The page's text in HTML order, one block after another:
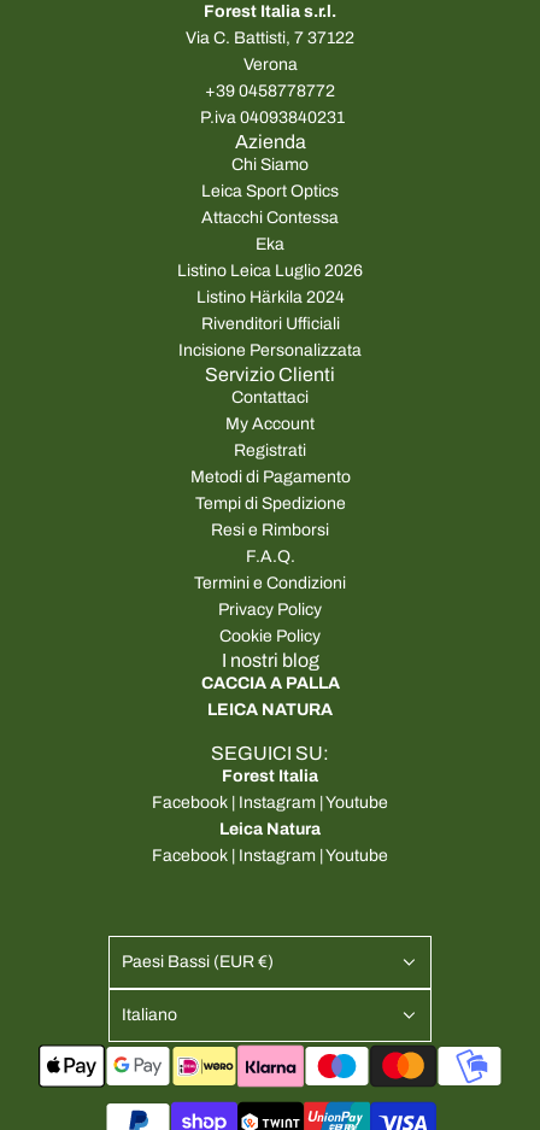
Forest Italia s.r.l.
Via C. Battisti, 7 37122
Verona
+39 0458778772
P.iva 04093840231
Azienda
Chi Siamo
Leica Sport Optics
Attacchi Contessa
Eka
Listino Leica Luglio 2026
Listino Härkila 2024
Rivenditori Ufficiali
Incisione Personalizzata
Servizio Clienti
Contattaci
My Account
Registrati
Metodi di Pagamento
Tempi di Spedizione
Resi e Rimborsi
F.A.Q.
Termini e Condizioni
Privacy Policy
Cookie Policy
I nostri blog
CACCIA A PALLA
LEICA NATURA
SEGUICI SU:
Forest Italia
Facebook | Instagram |Youtube
Leica Natura
Facebook | Instagram |Youtube
Paesi Bassi (EUR €)
Italiano